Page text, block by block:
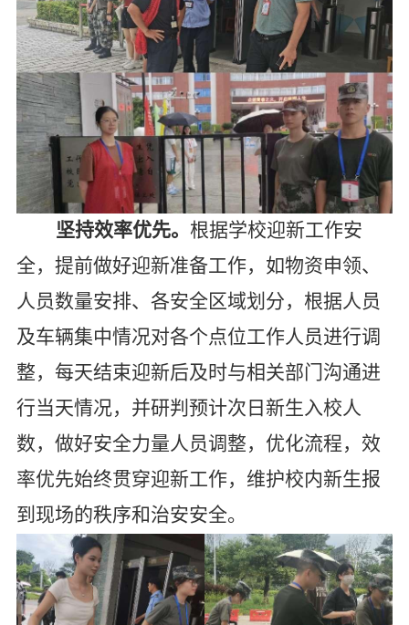
坚持效率优先。 根据学校迎新工作安
全，提前做好迎新准备工作，如物资申领、
人员数量安排、各安全区域划分，根据人员
及车辆集中情况对各个点位工作人员进行调
整，每天结束迎新后及时与相关部门沟通进
行当天情况，并研判预计次日新生入校人
数，做好安全力量人员调整，优化流程，效
率优先始终贯穿迎新工作，维护校内新生报
到现场的秩序和治安安全。